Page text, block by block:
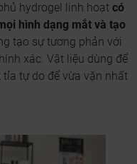
hydrogel linh hoạt có
hình dạng mắt và tạo
tạo sự tương phản với
xác. Vật liệu dùng để
tự do để vừa vặn nhất